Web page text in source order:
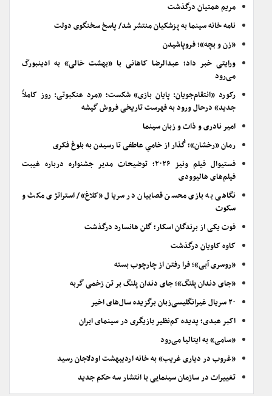
مریم همتیان درگذشت
نامه خانه سینما به پزشکیان منتشر شد/ پاسخ سخنگوی دولت
«زن و بچه»؛ فروپاشیدن
ورایتی خبر داد؛ عبدالرضا کاهانی با «بهشت خالی» به ادینبورگ
می‌رود
رکورد «انتقام‌جویان: پایان بازی» شکست؛ «مرد عنکبوتی: روز کاملاً
جدید» درحال ورود به فهرست تاریخی فروش گیشه
امیر نادری و ذات و زبان سینما
رمان «رخشان»؛ گُذار از خامیِ عاطفی تا رسیدن به بلوغ فکری
فستیوال فیلم ونیز ۲۰۲۶؛ توضیحات مدیر جشنواره درباره غیبت
فیلم‌های هالیوودی
نگاهی به بازی محسن قصابیان در سریال «کلاغ»/ استراتژی مکث و
سکوت
فوت یکی از برندگان اسکار؛ گلن هانسارد درگذشت
کاوه کاویان درگذشت
«روسری آبی»؛ فرا رفتن از چارچوب بسته
«جای دندان پلنگ»؛ جای دندان پلنگ بر تن زخمی گربه
۲۰ سریال غیرانگلیسی‌زبان برگزیده سال‌های اخیر
اکبر عبدی؛ پدیده کم‌نظیر بازیگری در سینمای ایران
«سامی» به ایتالیا می‌رود
«غروب در دیاری غریب» به خانه اردیبهشت اودلاجان رسید
تغییرات در سازمان سینمایی با انتشار سه حکم جدید